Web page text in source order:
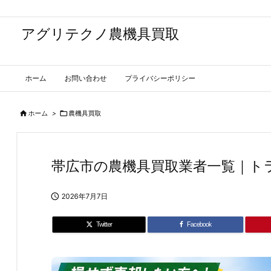
アグリテクノ農機具買取
ホーム お問い合わせ プライバシーポリシー
ホーム > 農機具買取
帯広市の農機具買取業者一覧｜
 2026年7月7日
Twitter Facebook